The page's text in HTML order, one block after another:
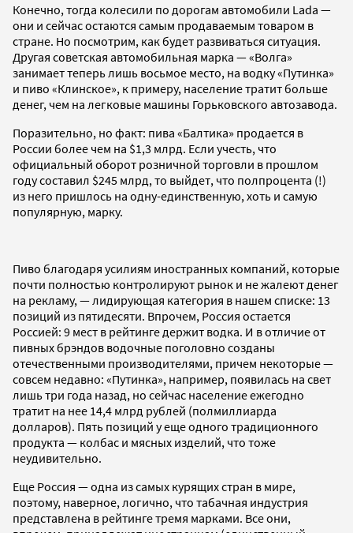
Конечно, тогда колесили по дорогам автомобили Lada —
они и сейчас остаются самым продаваемым товаром в
стране. Но посмотрим, как будет развиваться ситуация.
Другая советская автомобильная марка — «Волга»
занимает теперь лишь восьмое место, на водку «Путинка»
и пиво «Клинское», к примеру, население тратит больше
денег, чем на легковые машины Горьковского автозавода.
Поразительно, но факт: пива «Балтика» продается в
России более чем на $1,3 млрд. Если учесть, что
официальный оборот розничной торговли в прошлом
году составил $245 млрд, то выйдет, что полпроцента (!)
из него пришлось на одну-единственную, хоть и самую
популярную, марку.
Пиво благодаря усилиям иностранных компаний, которые
почти полностью контролируют рынок и не жалеют денег
на рекламу, — лидирующая категория в нашем списке: 13
позиций из пятидесяти. Впрочем, Россия остается
Россией: 9 мест в рейтинге держит водка. И в отличие от
пивных брэндов водочные поголовно созданы
отечественными производителями, причем некоторые —
совсем недавно: «Путинка», например, появилась на свет
лишь три года назад, но сейчас население ежегодно
тратит на нее 14,4 млрд рублей (полмиллиарда
долларов). Пять позиций у еще одного традиционного
продукта — колбас и мясных изделий, что тоже
неудивительно.
Еще Россия — одна из самых курящих стран в мире,
поэтому, наверное, логично, что табачная индустрия
представлена в рейтинге тремя марками. Все они,